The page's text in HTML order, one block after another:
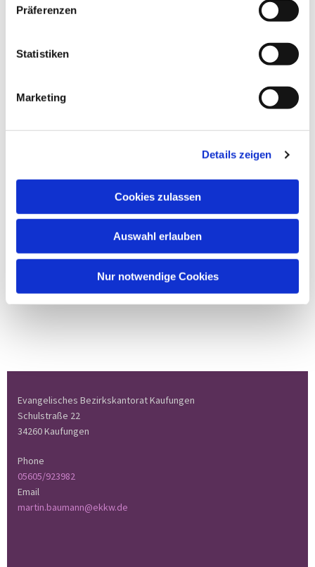
Präferenzen
Statistiken
Marketing
Details zeigen
Cookies zulassen
Auswahl erlauben
Nur notwendige Cookies
Chormitglieder informieren sich bitte anhand
andere Räume verlegte Proben.
Evangelisches Bezirkskantorat Kaufungen
Schulstraße 22
34260 Kaufungen
Phone
05605/923982
Email
martin.baumann@ekkw.de